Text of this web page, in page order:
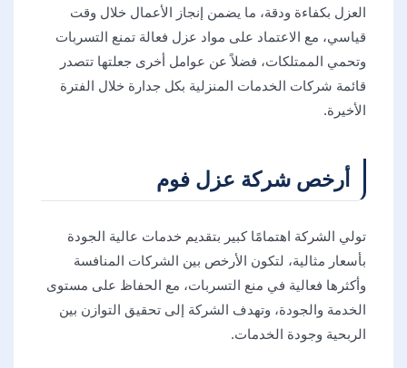
العزل بكفاءة ودقة، ما يضمن إنجاز الأعمال خلال وقت
قياسي، مع الاعتماد على مواد عزل فعالة تمنع التسربات
وتحمي الممتلكات، فضلاً عن عوامل أخرى جعلتها تتصدر
قائمة شركات الخدمات المنزلية بكل جدارة خلال الفترة
الأخيرة.
أرخص شركة عزل فوم
تولي الشركة اهتمامًا كبير بتقديم خدمات عالية الجودة
بأسعار مثالية، لتكون الأرخص بين الشركات المنافسة
وأكثرها فعالية في منع التسربات، مع الحفاظ على مستوى
الخدمة والجودة، وتهدف الشركة إلى تحقيق التوازن بين
الربحية وجودة الخدمات.